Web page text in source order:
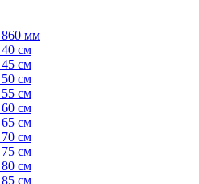
мм
см
см
см
см
см
см
см
см
см
см